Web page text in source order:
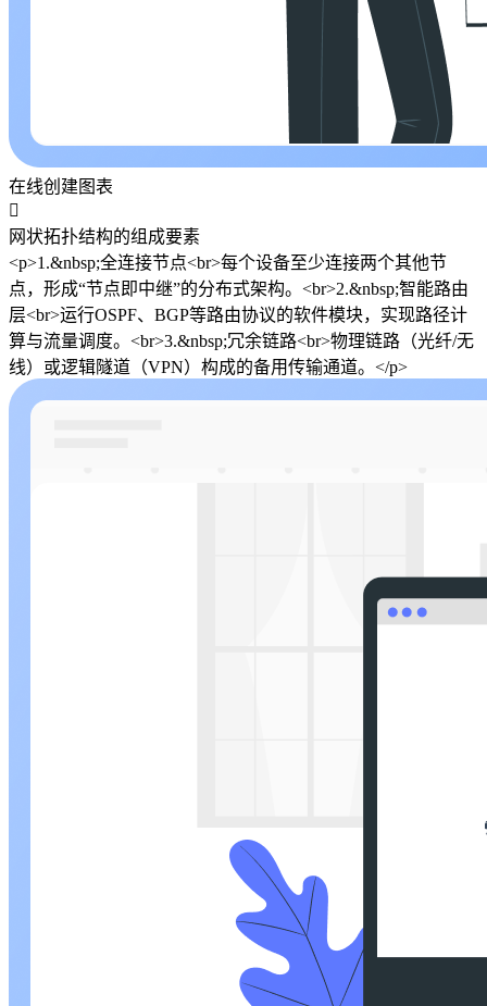
在线创建图表

网状拓扑结构的组成要素
<p>1.&nbsp;全连接节点<br>每个设备至少连接两个其他节
点，形成“节点即中继”的分布式架构。<br>2.&nbsp;智能路由
层<br>运行OSPF、BGP等路由协议的软件模块，实现路径计
算与流量调度。<br>3.&nbsp;冗余链路<br>物理链路（光纤/无
线）或逻辑隧道（VPN）构成的备用传输通道。</p>